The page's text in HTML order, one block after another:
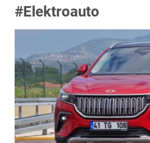
#Elektroauto